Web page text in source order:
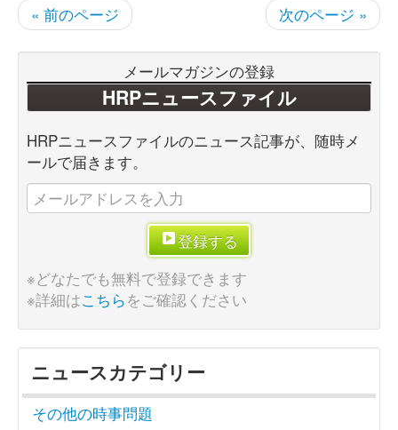
« 前のページ 次のページ »
メールマガジンの登録
HRPニュースファイル
HRPニュースファイルのニュース記事が、随時メ
ールで届きます。
登録する
※どなたでも無料で登録できます
※詳細はこちらをご確認ください
ニュースカテゴリー
その他の時事問題